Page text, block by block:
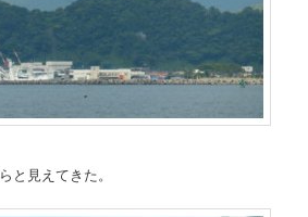
と見えてきた。